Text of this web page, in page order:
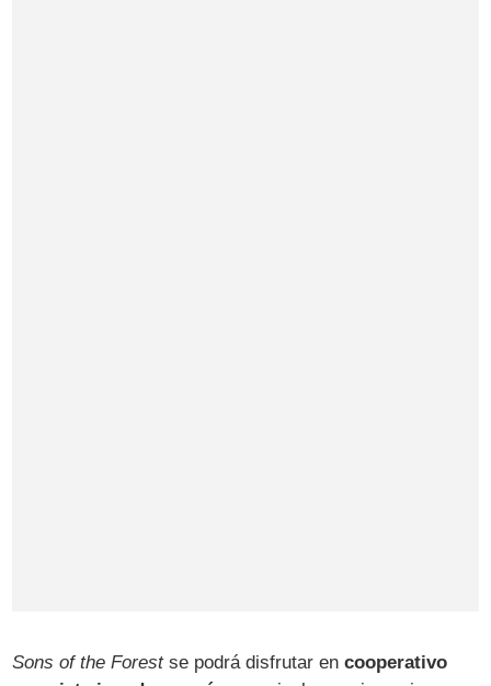
Sons of the Forestse podrá disfrutar encooperativo